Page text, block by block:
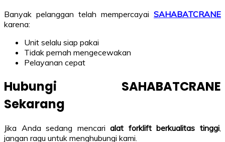
Banyak pelanggan telah mempercayai SAHABATCRANE
karena:
Unit selalu siap pakai
Tidak pernah mengecewakan
Pelayanan cepat
Hubungi SAHABATCRANE
Sekarang
Jika Anda sedang mencarialat forklift berkualitas tinggi
jangan ragu untuk menghubungi kami.